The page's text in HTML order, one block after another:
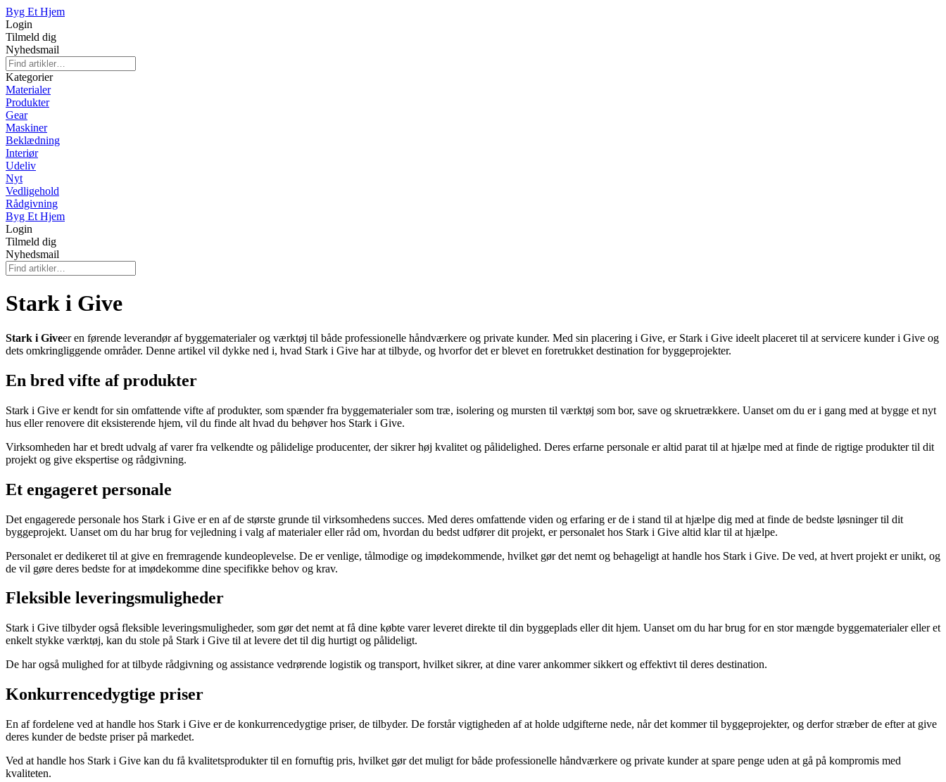
Byg Et Hjem
Login
Tilmeld dig
Nyhedsmail
Kategorier
Materialer
Produkter
Gear
Maskiner
Beklædning
Interiør
Udeliv
Nyt
Vedligehold
Rådgivning
Byg Et Hjem
Login
Tilmeld dig
Nyhedsmail
Stark i Give
Stark i Giveer en førende leverandør af byggematerialer og værktøj til både professionelle håndværkere og private kunder. Med sin placering i Give, er Stark i Give ideelt placeret til at servicere kunder i Give og
dets omkringliggende områder. Denne artikel vil dykke ned i, hvad Stark i Give har at tilbyde, og hvorfor det er blevet en foretrukket destination for byggeprojekter.
En bred vifte af produkter
Stark i Give er kendt for sin omfattende vifte af produkter, som spænder fra byggematerialer som træ, isolering og mursten til værktøj som bor, save og skruetrækkere. Uanset om du er i gang med at bygge et nyt
hus eller renovere dit eksisterende hjem, vil du finde alt hvad du behøver hos Stark i Give.
Virksomheden har et bredt udvalg af varer fra velkendte og pålidelige producenter, der sikrer høj kvalitet og pålidelighed. Deres erfarne personale er altid parat til at hjælpe med at finde de rigtige produkter til dit
projekt og give ekspertise og rådgivning.
Et engageret personale
Det engagerede personale hos Stark i Give er en af de største grunde til virksomhedens succes. Med deres omfattende viden og erfaring er de i stand til at hjælpe dig med at finde de bedste løsninger til dit
byggeprojekt. Uanset om du har brug for vejledning i valg af materialer eller råd om, hvordan du bedst udfører dit projekt, er personalet hos Stark i Give altid klar til at hjælpe.
Personalet er dedikeret til at give en fremragende kundeoplevelse. De er venlige, tålmodige og imødekommende, hvilket gør det nemt og behageligt at handle hos Stark i Give. De ved, at hvert projekt er unikt, og
de vil gøre deres bedste for at imødekomme dine specifikke behov og krav.
Fleksible leveringsmuligheder
Stark i Give tilbyder også fleksible leveringsmuligheder, som gør det nemt at få dine købte varer leveret direkte til din byggeplads eller dit hjem. Uanset om du har brug for en stor mængde byggematerialer eller et
enkelt stykke værktøj, kan du stole på Stark i Give til at levere det til dig hurtigt og pålideligt.
De har også mulighed for at tilbyde rådgivning og assistance vedrørende logistik og transport, hvilket sikrer, at dine varer ankommer sikkert og effektivt til deres destination.
Konkurrencedygtige priser
En af fordelene ved at handle hos Stark i Give er de konkurrencedygtige priser, de tilbyder. De forstår vigtigheden af at holde udgifterne nede, når det kommer til byggeprojekter, og derfor stræber de efter at give
deres kunder de bedste priser på markedet.
Ved at handle hos Stark i Give kan du få kvalitetsprodukter til en fornuftig pris, hvilket gør det muligt for både professionelle håndværkere og private kunder at spare penge uden at gå på kompromis med
kvaliteten.